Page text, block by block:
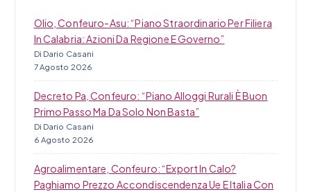
Olio, Confeuro-Asu: “Piano Straordinario Per Filiera
In Calabria: Azioni Da Regione E Governo”
Di Dario Casani
7 Agosto 2026
Decreto Pa, Confeuro: “Piano Alloggi Rurali È Buon
Primo Passo Ma Da Solo Non Basta”
Di Dario Casani
6 Agosto 2026
Agroalimentare, Confeuro: “Export In Calo?
Paghiamo Prezzo Accondiscendenza Ue E Italia Con